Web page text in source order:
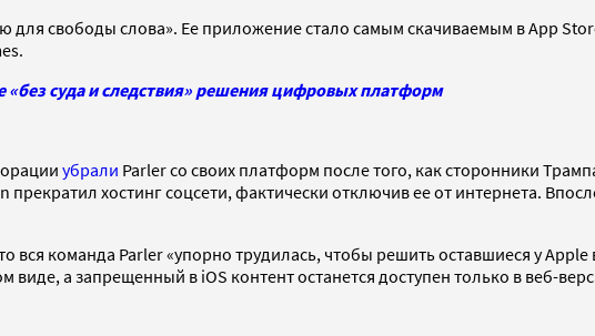
для свободы слова». Ее приложение стало самым скачиваемым в App
суда и следствия» решения цифровых платформ
убрали Parler со своих платформ после того, как сторонники
прекратил хостинг соцсети, фактически отключив ее от интернета.
вся команда Parler «упорно трудилась, чтобы решить оставшиеся у
виде, а запрещенный в iOS контент останется доступен только в веб-